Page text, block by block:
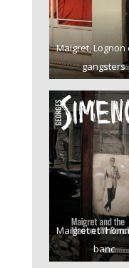
Maigret, Lognon
gangsters
Maigret et
banc